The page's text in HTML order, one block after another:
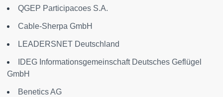
QGEP Participacoes S.A.
Cable-Sherpa GmbH
LEADERSNET Deutschland
IDEG Informationsgemeinschaft Deutsches Geflügel
GmbH
Benetics AG